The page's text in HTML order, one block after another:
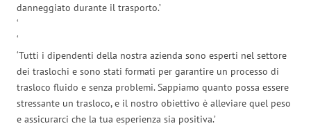
danneggiato durante il trasporto.’
‘
‘
‘Tutti i dipendenti della nostra azienda sono esperti nel settore
dei traslochi e sono stati formati per garantire un processo di
trasloco fluido e senza problemi. Sappiamo quanto possa essere
stressante un trasloco, e il nostro obiettivo è alleviare quel peso
e assicurarci che la tua esperienza sia positiva.’